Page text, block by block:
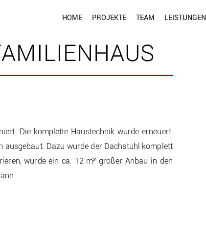
HOME PROJEKTE TEAM LEISTUNGEN
Die komplette Haustechnik wurde erneuert,
ausgebaut. Dazu wurde der Dachstuhl komplett
wurde ein ca. 12 m² großer Anbau in den